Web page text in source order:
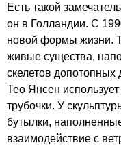
Есть такой
он в Голландии. С
новой формы жизни.
живые существа,
скелетов допотопных
Тео Янсен
трубочки. У
бутылки,
взаимодействие с